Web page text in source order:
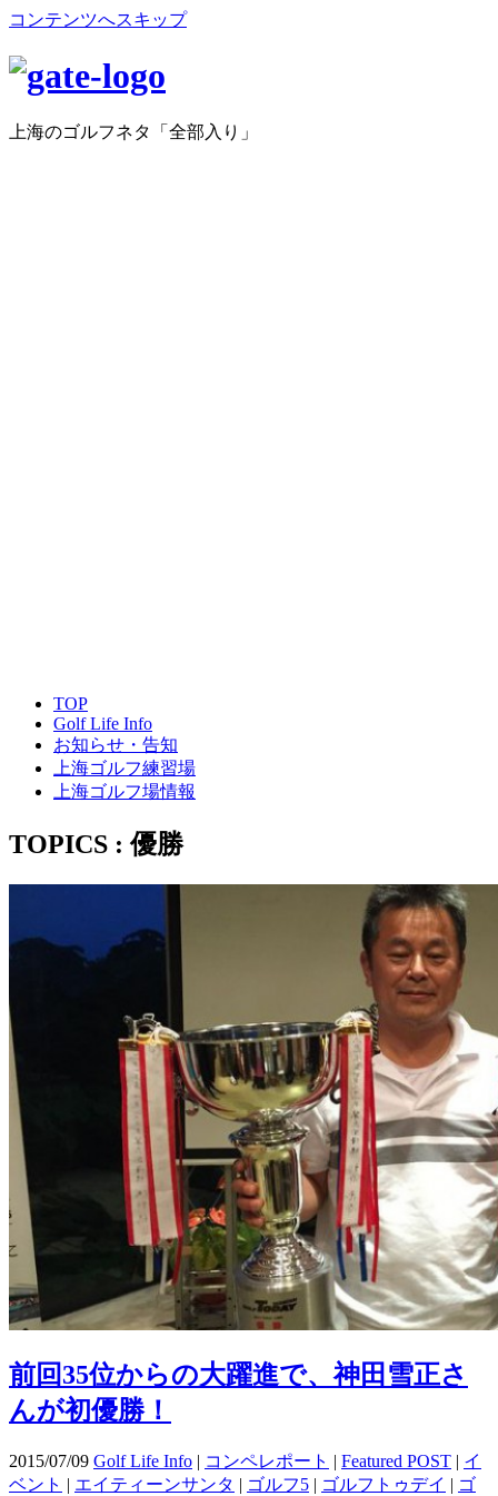
コンテンツへスキップ
上海のゴルフネタ「全部入り」
TOP
Golf Life Info
お知らせ・告知
上海ゴルフ練習場
上海ゴルフ場情報
TOPICS : 優勝
前回35位からの大躍進で、神田雪正さ
んが初優勝！
2015/07/09 Golf Life Info | コンペレポート | Featured POST | イ
ベント | エイティーンサンタ | ゴルフ5 | ゴルフトゥデイ | ゴ